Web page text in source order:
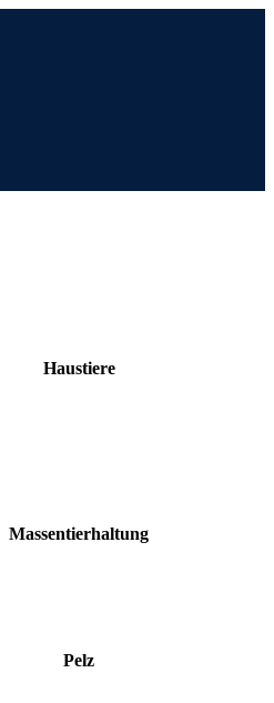
Haustiere
Massentierhaltung
Pelz